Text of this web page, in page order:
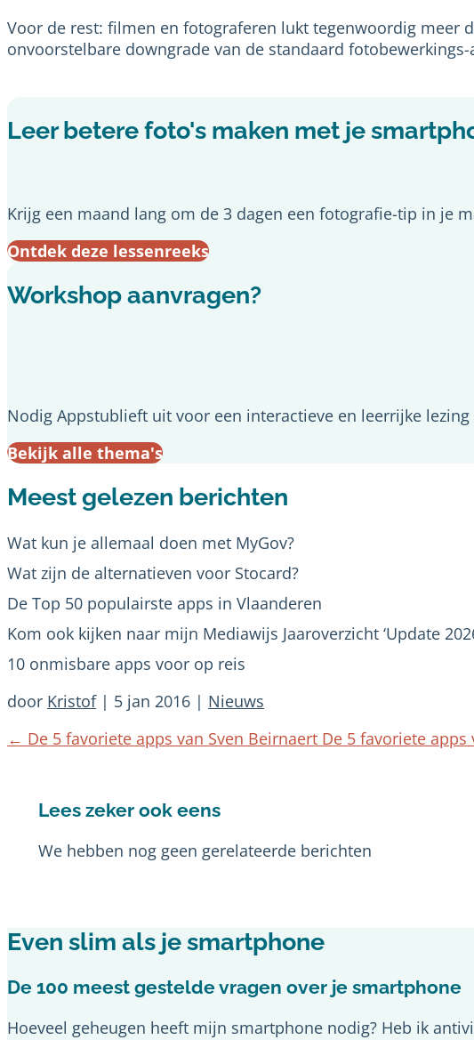
Voor de rest: filmen en fotograferen lukt tegenwoordig meer
onvoorstelbare downgrade van de standaard
Leer betere foto's maken met je
Krijg een maand lang om de 3 dagen een fotografie-tip in je
Ontdek deze lessenreeks
Workshop aanvragen?
Nodig Appstublieft uit voor een interactieve en leerrijke
Bekijk alle thema's
Meest gelezen berichten
Wat kun je allemaal doen met MyGov?
Wat zijn de alternatieven voor Stocard?
De Top 50 populairste apps in Vlaanderen
Kom ook kijken naar mijn Mediawijs Jaaroverzicht ‘Update
10 onmisbare apps voor op reis
door Kristof| 5 jan 2016 | Nieuws
← De 5 favoriete apps van Sven Beirnaert De 5 favoriete apps
Lees zeker ook eens
We hebben nog geen gerelateerde berichten
​Even slim als je smartphone
De 100 meest gestelde vragen over je smartphone
Hoeveel geheugen heeft mijn smartphone nodig? Heb ik